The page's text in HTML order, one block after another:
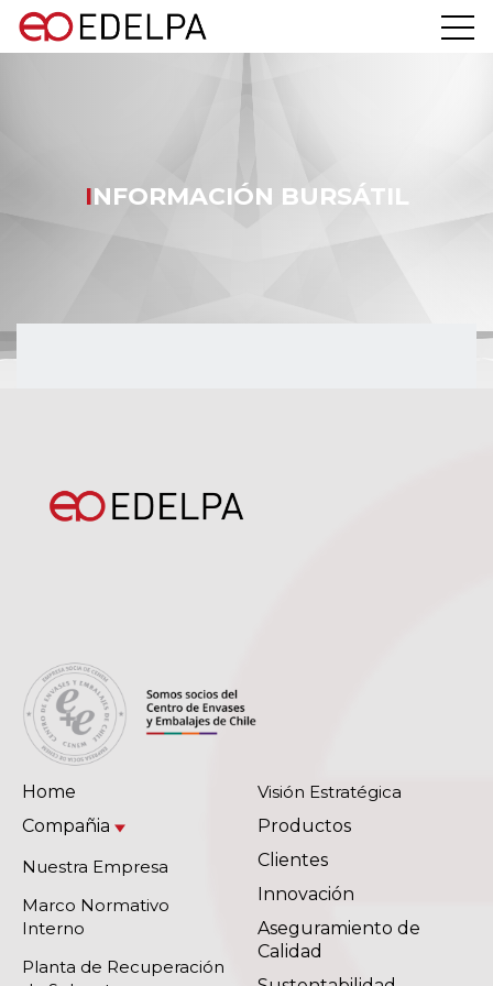
INFORMACIÓN BURSÁTIL
Home
Compañia
Nuestra Empresa
Marco Normativo
Interno
Planta de Recuperación
Visión Estratégica
Productos
Clientes
Innovación
Aseguramiento de
Calidad